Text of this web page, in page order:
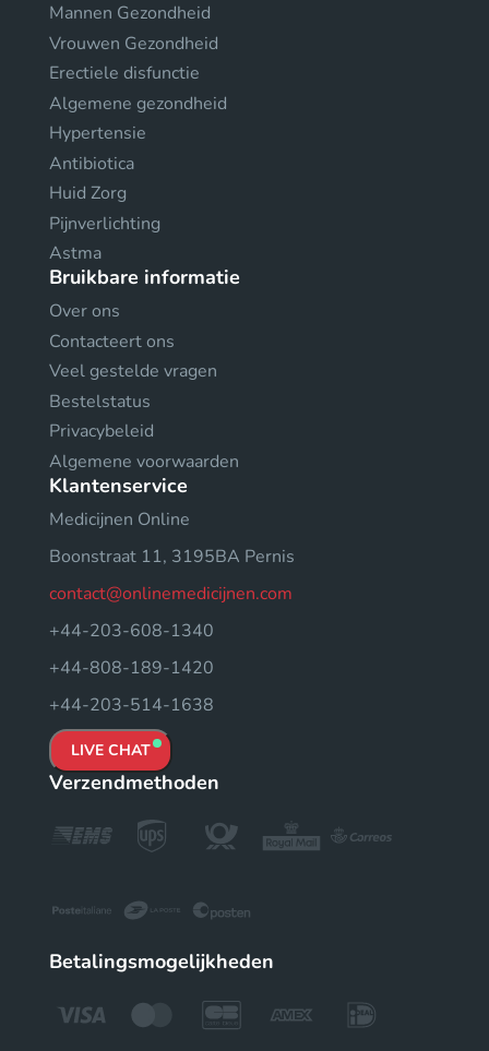
Mannen Gezondheid
Vrouwen Gezondheid
Erectiele disfunctie
Algemene gezondheid
Hypertensie
Antibiotica
Huid Zorg
Pijnverlichting
Astma
Bruikbare informatie
Over ons
Contacteert ons
Veel gestelde vragen
Bestelstatus
Privacybeleid
Algemene voorwaarden
Klantenservice
Medicijnen Online
Boonstraat 11, 3195BA Pernis
contact@onlinemedicijnen.com
+44-203-608-1340
+44-808-189-1420
+44-203-514-1638
LIVE CHAT
Verzendmethoden
Betalingsmogelijkheden